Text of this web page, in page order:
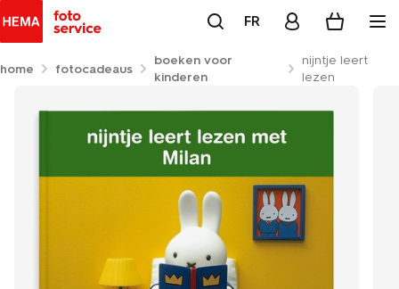
FR
home fotocadeaus
boeken voor
kinderen
nijntje leert
lezen